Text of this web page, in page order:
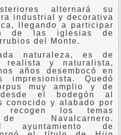
alternará su
industrial y decorativa
llegando a participar
de las iglesias de
del Monte.
naturaleza, es de
realista y naturalista,
años desembocó en
impresionista. Quedó
muy amplio y de
el bodegón al
conocido y alabado por
los temas
Navalcarnero.
ayuntamiento de